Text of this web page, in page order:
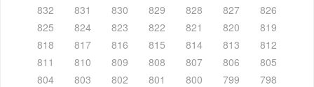
832 831 830 829 828 827
826
825
824 823 822 821 820
819
818
817 816 815 814 813
812
811
810 809 808 807 806
805
804
803 802 801 800 799
798